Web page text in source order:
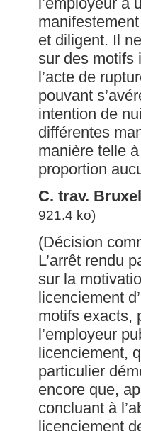
et diligent. Il
sur des motifs
l’acte de
pouvant
intention de
différentes
manière telle
proportion
C. trav.
921.4 ko)
(Décision
L’arrêt rendu
sur la
licenciement
motifs exacts,
l’employeur
licenciement,
particulier
encore que,
concluant à
licenciement